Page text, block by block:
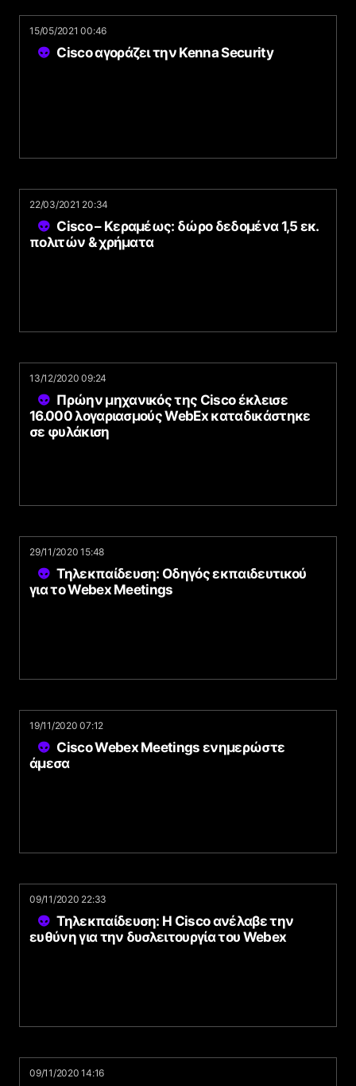
15/05/2021 00:46
Cisco αγοράζει την Kenna Security
22/03/2021 20:34
Cisco – Κεραμέως: δώρο δεδομένα 1,5 εκ.
πολιτών & χρήματα
13/12/2020 09:24
Πρώην μηχανικός της Cisco έκλεισε
16.000 λογαριασμούς WebEx καταδικάστηκε
σε φυλάκιση
29/11/2020 15:48
Τηλεκπαίδευση: Οδηγός εκπαιδευτικού
για το Webex Meetings
19/11/2020 07:12
Cisco Webex Meetings ενημερώστε
άμεσα
09/11/2020 22:33
Τηλεκπαίδευση: H Cisco ανέλαβε την
ευθύνη για την δυσλειτουργία του Webex
09/11/2020 14:16